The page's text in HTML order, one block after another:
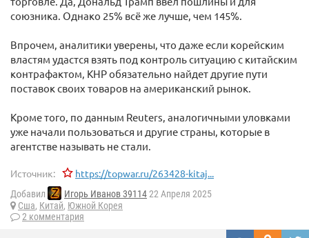
союзника. Однако 25% всё же лучше, чем 145%.
Впрочем, аналитики уверены, что даже если корейским
властям удастся взять под контроль ситуацию с китайским
контрафактом, КНР обязательно найдет другие пути
поставок своих товаров на американский рынок.
Кроме того, по данным Reuters, аналогичными уловками
уже начали пользоваться и другие страны, которые в
агентстве называть не стали.
Источник: https://topwar.ru/263428-kitaj...
Добавил Игорь Иванов 3911422 Апреля 2025
Сша, Китай, Южной Корея
2 комментария